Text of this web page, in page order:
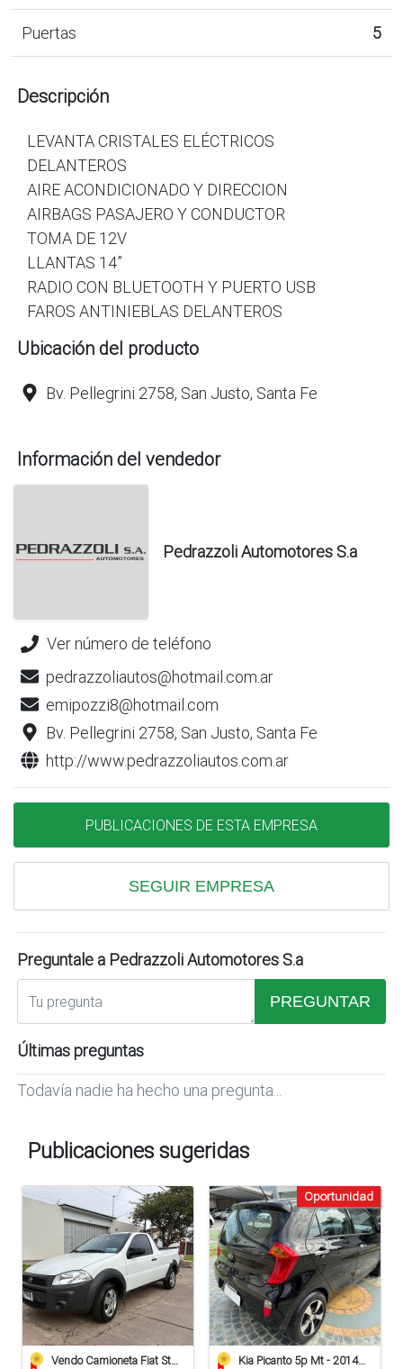
Puertas 5
Descripción
LEVANTA CRISTALES ELÉCTRICOS
DELANTEROS
AIRE ACONDICIONADO Y DIRECCION
AIRBAGS PASAJERO Y CONDUCTOR
TOMA DE 12V
LLANTAS 14”
RADIO CON BLUETOOTH Y PUERTO USB
FAROS ANTINIEBLAS DELANTEROS
Ubicación del producto
Bv. Pellegrini 2758, San Justo, Santa Fe
Información del vendedor
Pedrazzoli Automotores S.a
Ver número de teléfono
pedrazzoliautos@hotmail.com.ar
emipozzi8@hotmail.com
Bv. Pellegrini 2758, San Justo, Santa Fe
http://www.pedrazzoliautos.com.ar
PUBLICACIONES DE ESTA EMPRESA
SEGUIR EMPRESA
Preguntale a Pedrazzoli Automotores S.a
PREGUNTAR
Últimas preguntas
Todavía nadie ha hecho una pregunta...
Publicaciones sugeridas
Vendo Camioneta Fiat Strada Working Kia Picanto 5p Mt - 2014 - 97.000km
Oportunidad